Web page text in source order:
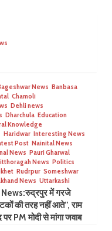
News Banbasa
Chamoli
Dehli news
Dharchula Education
Knowledge
Haridwar Interesting News
Post Nainital News
News Pauri Gharwal
News Politics
Rudrpur Someshwar
News Uttarkashi
में गरजे
की तरह नहीं आते”, राम
पर PM मोदी से मांगा जवाब